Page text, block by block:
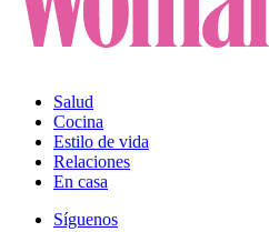
Salud
Cocina
Estilo de vida
Relaciones
En casa
Síguenos